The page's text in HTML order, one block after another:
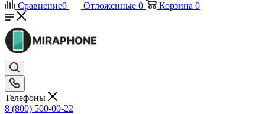
Сравнение0 Отложенные 0 Корзина 0
Телефоны
8 (800) 500-00-22